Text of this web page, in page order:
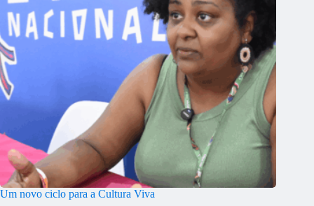
Um novo ciclo para a Cultura Viva